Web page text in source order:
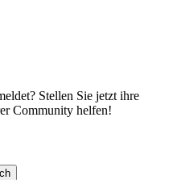
Stellen Sie jetzt ihre
Community helfen!